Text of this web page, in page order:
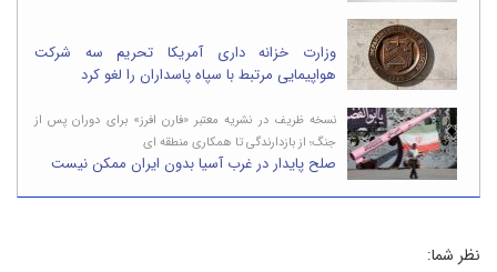
وزارت خزانه داری آمریکا تحریم سه شرکت
هواپیمایی مرتبط با سپاه پاسداران را لغو کرد
نسخه ظریف در نشریه معتبر «فارن افرز» برای دوران پس از
جنگ؛ از بازدارندگی تا همکاری منطقه ای
صلح پایدار در غرب آسیا بدون ایران ممکن نیست
نظر شما: